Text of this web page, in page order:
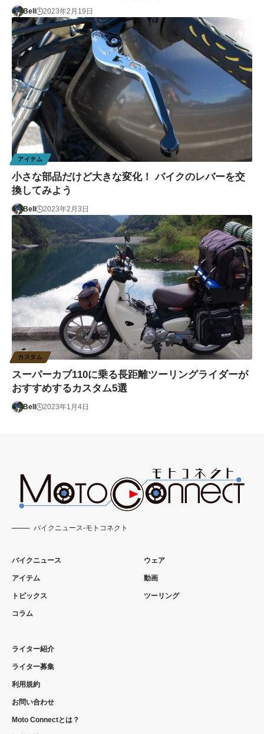
Bell 2023年2月19日
アイテム
小さな部品だけど大きな変化！ バイクのレバーを交
換してみよう
Bell 2023年2月3日
カスタム
スーパーカブ110に乗る長距離ツーリングライダーが
おすすめするカスタム5選
Bell 2023年1月4日
バイクニュース-モトコネクト
バイクニュース
アイテム
トピックス
コラム
ウェア
動画
ツーリング
ライター紹介
ライター募集
利用規約
お問い合わせ
Moto Connectとは？